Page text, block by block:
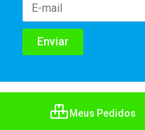
Meus Pedidos